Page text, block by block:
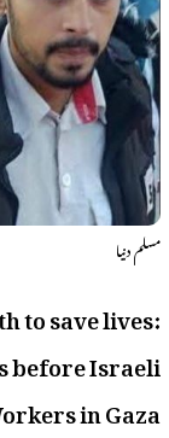
مسلم دنیا
to save lives:
before Israeli
in Gaza